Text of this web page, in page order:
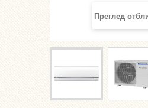
Преглед